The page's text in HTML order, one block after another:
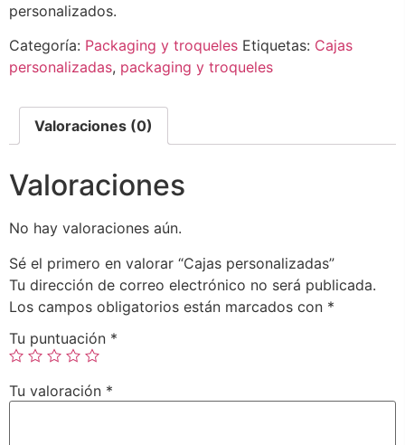
personalizados.
Categoría: Packaging y troqueles Etiquetas: Cajas
personalizadas, packaging y troqueles
Valoraciones (0)
Valoraciones
No hay valoraciones aún.
Sé el primero en valorar “Cajas personalizadas”
Tu dirección de correo electrónico no será publicada.
Los campos obligatorios están marcados con *
Tu puntuación *
Tu valoración *